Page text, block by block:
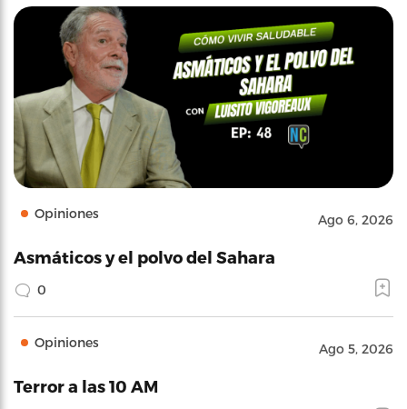
Opiniones Ago 6, 2026
Asmáticos y el polvo del Sahara
0
Opiniones Ago 5, 2026
Terror a las 10 AM